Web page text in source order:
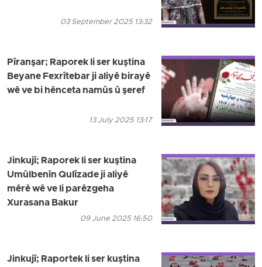
03 September 2025 13:32
Pîranşar; Raporek li ser kuştina
Beyane Fexrîtebar ji aliyê birayê
wê ve bi hênceta namûs û şeref
13 July 2025 13:17
Jinkujî; Raporek li ser kuştina
Umûlbenîn Qulîzade ji aliyê
mêrê wê ve li parêzgeha
Xurasana Bakur
09 June 2025 16:50
Jinkujî; Raportek li ser kuştina